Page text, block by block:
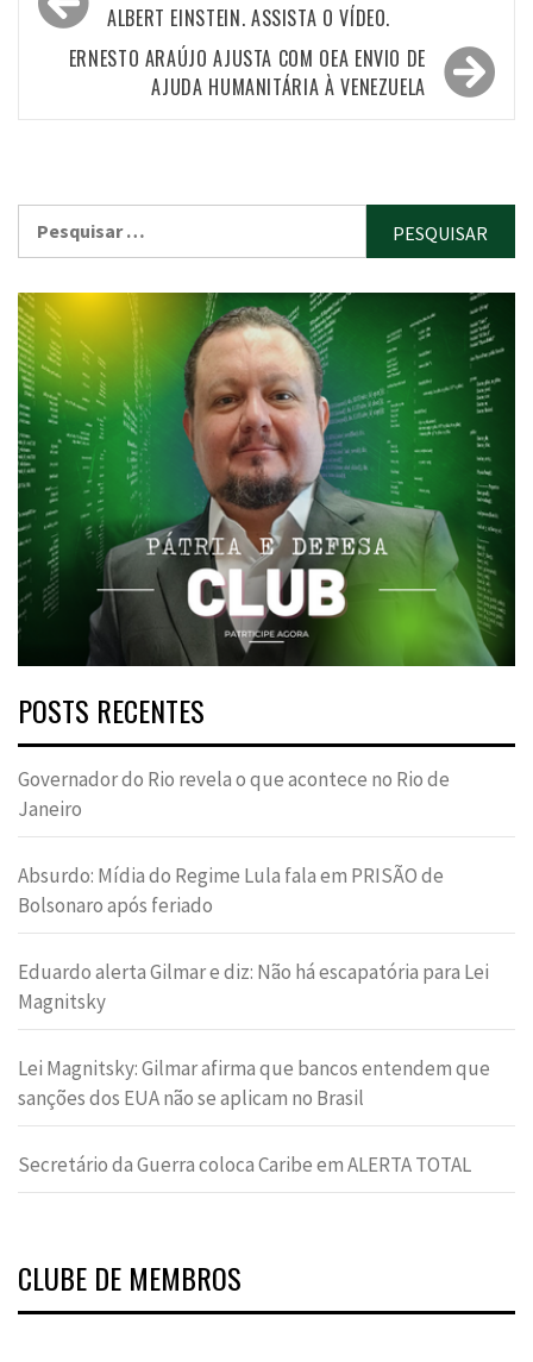
de
Post
ALBERT EINSTEIN. ASSISTA O VÍDEO.
ERNESTO ARAÚJO AJUSTA COM OEA ENVIO DE
AJUDA HUMANITÁRIA À VENEZUELA
POSTS RECENTES
Governador do Rio revela o que acontece no Rio de
Janeiro
Absurdo: Mídia do Regime Lula fala em PRISÃO de
Bolsonaro após feriado
Eduardo alerta Gilmar e diz: Não há escapatória para Lei
Magnitsky
Lei Magnitsky: Gilmar afirma que bancos entendem que
sanções dos EUA não se aplicam no Brasil
Secretário da Guerra coloca Caribe em ALERTA TOTAL
CLUBE DE MEMBROS